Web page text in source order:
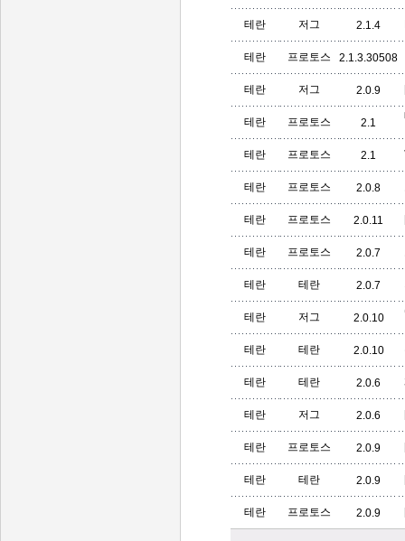
테란 저그 2.1.4
테란 프로토스 2.1.3.30508
테란 저그 2.0.9
테란 프로토스 2.1
테란 프로토스 2.1
테란 프로토스 2.0.8
테란 프로토스 2.0.11
테란 프로토스 2.0.7
테란 테란 2.0.7
테란 저그 2.0.10
테란 테란 2.0.10
테란 테란 2.0.6
테란 저그 2.0.6
테란 프로토스 2.0.9
테란 테란 2.0.9
테란 프로토스 2.0.9